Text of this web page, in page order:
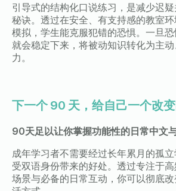
引导式的结构化口说练习，是减少迟
秘诀。透过在安全、有支持感的教室
模拟，学生能克服犯错的恐惧。一旦
就会稳定下来，将被动知识转化为主
力。
下一个 90 天，给自己一个改
90天足以让你掌握功能性的日常中文
成年学习者不需要经过长年累月的孤
受双语身份带来的好处。透过专注于
场景与必备的日常互动，你可以彻底